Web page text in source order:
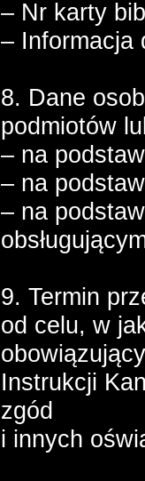
– Nr karty
– Informacja
8. Dane
podmiotów
– na
– na
– na
9. Termin
od celu, w
Instrukcji
zgód
i innych